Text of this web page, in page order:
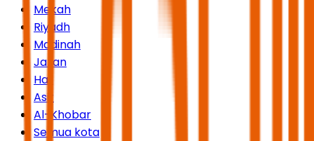
Mekah
Riyadh
Madinah
Jazan
Hail
Asir
Al-Khobar
Semua kota